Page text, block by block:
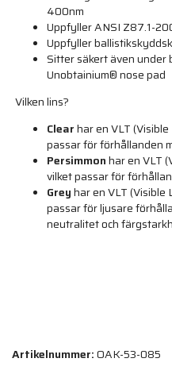
400nm
Uppfyller ANSI Z87.1-
Uppfyller
Sitter säkert även under
Unobtainium® nose pad
Vilken lins?
Clearhar en VLT
passar för förhållanden
Persimmonhar en VLT
vilket passar för
Greyhar en VLT (Visible
passar för ljusare
neutralitet och
Artikelnummer:OAK-53-085